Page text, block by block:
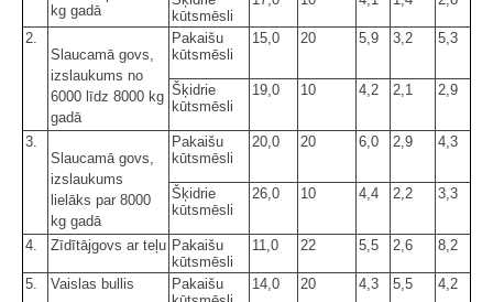
kg gadā
kūtsmēsli
2.
Slaucamā govs,
izslaukums no
6000 līdz 8000 kg
gadā
Pakaišu
kūtsmēsli
15,0 20 5,9 3,2 5,3
Šķidrie
kūtsmēsli
19,0 10 4,2 2,1 2,9
3.
Slaucamā govs,
izslaukums
lielāks par 8000
kg gadā
Pakaišu
kūtsmēsli
20,0 20 6,0 2,9 4,3
Šķidrie
kūtsmēsli
26,0 10 4,4 2,2 3,3
4. Zīdītājgovs ar teļu Pakaišu
kūtsmēsli
11,0 22 5,5 2,6 8,2
5. Vaislas bullis
Pakaišu
14,0 20 4,3 5,5 4,2